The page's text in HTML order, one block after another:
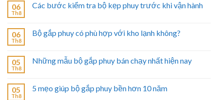
06
Th8
Các bước kiểm tra bộ kẹp phuy trước khi vận hành
06
Th8
Bộ gắp phuy có phù hợp với kho lạnh không?
05
Th8
Những mẫu bộ gắp phuy bán chạy nhất hiện nay
05
Th8
5 mẹo giúp bộ gắp phuy bền hơn 10 năm